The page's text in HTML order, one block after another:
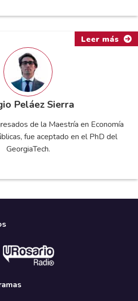
Peláez Sierra
de la Maestría en Economía
fue aceptado en el PhD del
GeorgiaTech.
Leer más